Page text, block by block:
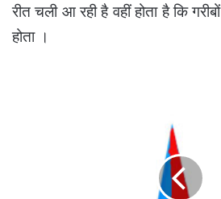
रीत चली आ रही है वहीं होता है कि
होता ।